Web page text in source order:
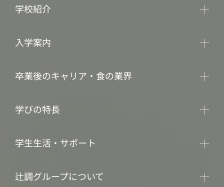
学校紹介
入学案内
卒業後のキャリア・食の業界
学びの特長
学生生活・サポート
辻調グループについて